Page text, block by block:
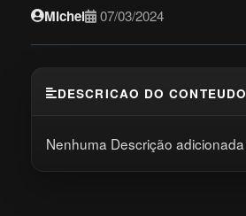
Michel 07/03/2024
DESCRICAO DO CONTEUDO
Nenhuma Descrição adicionada